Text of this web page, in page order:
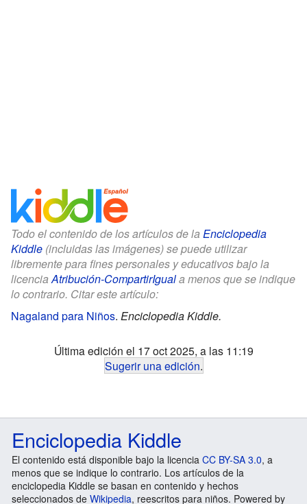
Todo el contenido de los artículos de la Enciclopedia
Kiddle (incluidas las imágenes) se puede utilizar
libremente para fines personales y educativos bajo la
licenciaAtribución-CompartirIguala menos que se indique
lo contrario. Citar este artículo:
Nagaland para Niños. Enciclopedia Kiddle.
Última edición el 17 oct 2025, a las 11:19
Sugerir una edición.
Enciclopedia Kiddle
El contenido está disponible bajo la licencia CC BY-SA 3.0, a
menos que se indique lo contrario. Los artículos de la
enciclopedia Kiddle se basan en contenido y hechos
seleccionados de Wikipedia, reescritos para niños. Powered by